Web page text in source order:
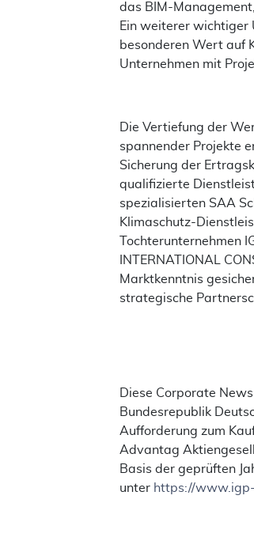
das BIM-
Ein weiterer wichtiger
besonderen Wert auf
Unternehmen mit
Die Vertiefung der
spannender Projekte
Sicherung der
qualifizierte
spezialisierten SAA
Klimaschutz-
Tochterunternehmen
INTERNATIONAL
Marktkenntnis
strategische
Diese Corporate
Bundesrepublik
Aufforderung zum
Advantag
Basis der geprüften
unter https://